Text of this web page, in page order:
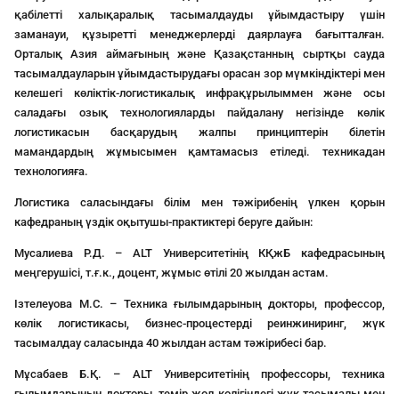
қабілетті халықаралық тасымалдауды ұйымдастыру үшін
заманауи, құзыретті менеджерлерді даярлауға бағытталған.
Орталық Азия аймағының және Қазақстанның сыртқы сауда
тасымалдауларын ұйымдастырудағы орасан зор мүмкіндіктері мен
келешегі көліктік-логистикалық инфрақұрылыммен және осы
саладағы озық технологияларды пайдалану негізінде көлік
логистикасын басқарудың жалпы принциптерін білетін
мамандардың жұмысымен қамтамасыз етіледі. техникадан
технологияға.
Логистика саласындағы білім мен тәжірибенің үлкен қорын
кафедраның үздік оқытушы-практиктері беруге дайын:
Мусалиева Р.Д. – ALT Университетінің КҚжБ кафедрасының
меңгерушісі, т.ғ.к., доцент, жұмыс өтілі 20 жылдан астам.
Ізтелеуова М.С. – Техника ғылымдарының докторы, профессор,
көлік логистикасы, бизнес-процестерді реинжиниринг, жүк
тасымалдау саласында 40 жылдан астам тәжірибесі бар.
Мұсабаев Б.Қ. – ALT Университетінің профессоры, техника